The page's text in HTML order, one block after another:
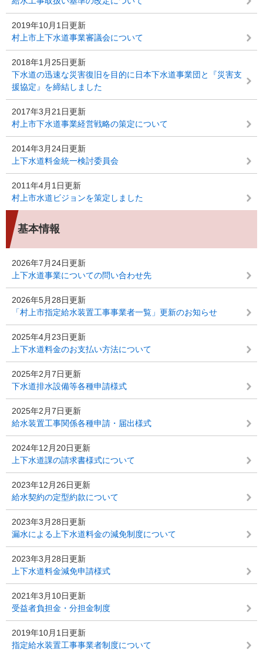
2019年10月1日更新
村上市上下水道事業審議会について
2018年1月25日更新
下水道の迅速な災害復旧を目的に日本下水道事業団と『災害支
援協定』を締結しました
2017年3月21日更新
村上市下水道事業経営戦略の策定について
2014年3月24日更新
上下水道料金統一検討委員会
2011年4月1日更新
村上市水道ビジョンを策定しました
基本情報
2026年7月24日更新
上下水道事業についての問い合わせ先
2026年5月28日更新
「村上市指定給水装置工事事業者一覧」更新のお知らせ
2025年4月23日更新
上下水道料金のお支払い方法について
2025年2月7日更新
下水道排水設備等各種申請様式
2025年2月7日更新
給水装置工事関係各種申請・届出様式
2024年12月20日更新
上下水道課の請求書様式について
2023年12月26日更新
給水契約の定型約款について
2023年3月28日更新
漏水による上下水道料金の減免制度について
2023年3月28日更新
上下水道料金減免申請様式
2021年3月10日更新
受益者負担金・分担金制度
2019年10月1日更新
指定給水装置工事事業者制度について